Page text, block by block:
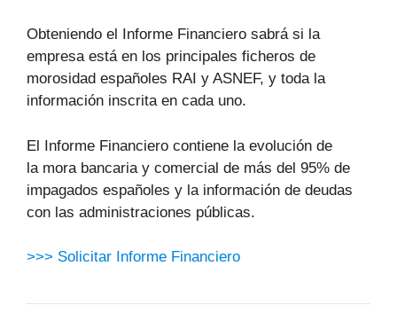
Obteniendo el Informe Financiero sabrá si la
empresa está en los principales ficheros de
morosidad españoles RAI y ASNEF, y toda la
información inscrita en cada uno.
El Informe Financiero contiene la evolución de
la mora bancaria y comercial de más del 95% de
impagados españoles y la información de deudas
con las administraciones públicas.
>>> Solicitar Informe Financiero